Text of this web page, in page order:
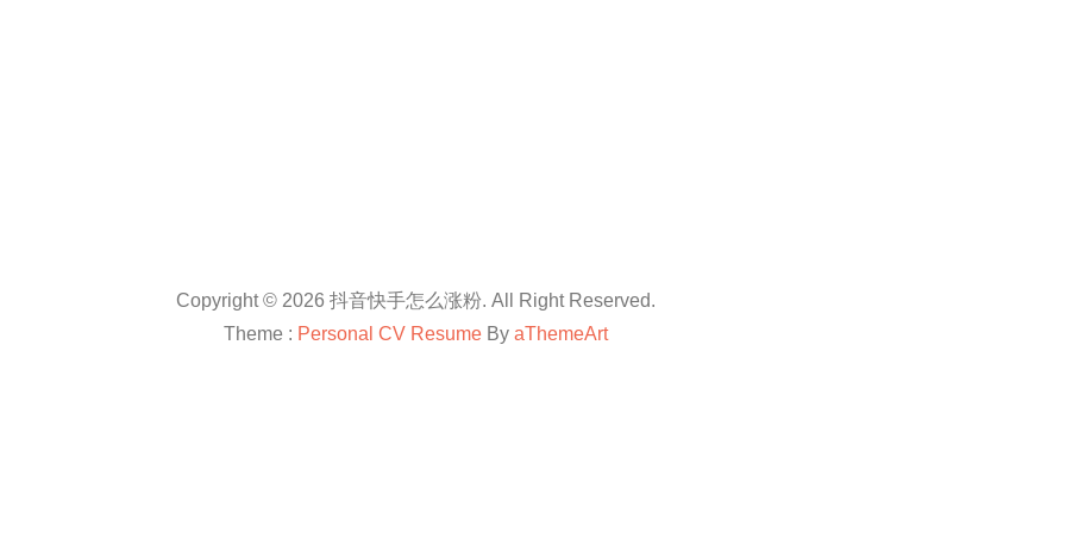
Copyright © 2026 抖音快手怎么涨粉. All Right Reserved.
Theme : Personal CV ResumeBy aThemeArt